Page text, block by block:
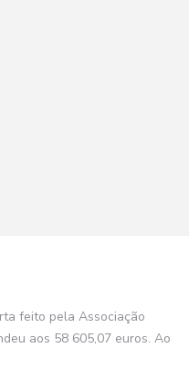
feito pela Associação
aos 58 605,07 euros. Ao